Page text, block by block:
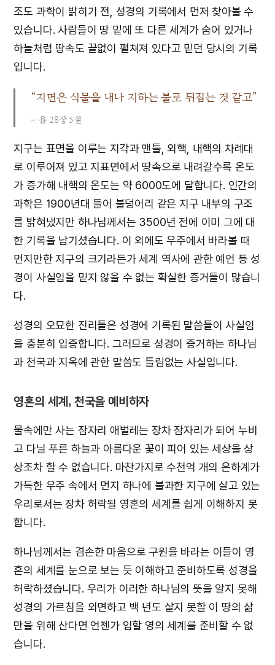
조도 과학이 밝히기 전, 성경의 기록에서 먼저 찾아볼 수
있습니다. 사람들이 땅 밑에 또 다른 세계가 숨어 있거나
하늘처럼 땅속도 끝없이 펼쳐져 있다고 믿던 당시의 기록
입니다.
“지면은 식물을 내나 지하는 불로 뒤집는 것 같고”
욥 28장 5절
지구는 표면을 이루는 지각과 맨틀, 외핵, 내핵의 차례대
로 이루어져 있고 지표면에서 땅속으로 내려갈수록 온도
가 증가해 내핵의 온도는 약 6000도에 달합니다. 인간의
과학은 1900년대 들어 불덩어리 같은 지구 내부의 구조
를 밝혀냈지만 하나님께서는 3500년 전에 이미 그에 대
한 기록을 남기셨습니다. 이 외에도 우주에서 바라볼 때
먼지만한 지구의 크기라든가 세계 역사에 관한 예언 등 성
경이 사실임을 믿지 않을 수 없는 확실한 증거들이 많습니
다.
성경의 오묘한 진리들은 성경에 기록된 말씀들이 사실임
을 충분히 입증합니다. 그러므로 성경이 증거하는 하나님
과 천국과 지옥에 관한 말씀도 틀림없는 사실입니다.
영혼의 세계, 천국을 예비하자
물속에만 사는 잠자리 애벌레는 장차 잠자리가 되어 누비
고 다닐 푸른 하늘과 아름다운 꽃이 피어 있는 세상을 상
상조차 할 수 없습니다. 마찬가지로 수천억 개의 은하계가
가득한 우주 속에서 먼지 하나에 불과한 지구에 살고 있는
우리로서는 장차 허락될 영혼의 세계를 쉽게 이해하지 못
합니다.
하나님께서는 겸손한 마음으로 구원을 바라는 이들이 영
혼의 세계를 눈으로 보는 듯 이해하고 준비하도록 성경을
허락하셨습니다. 우리가 이러한 하나님의 뜻을 알지 못해
성경의 가르침을 외면하고 백 년도 살지 못할 이 땅의 삶
만을 위해 산다면 언젠가 임할 영의 세계를 준비할 수 없
습니다.